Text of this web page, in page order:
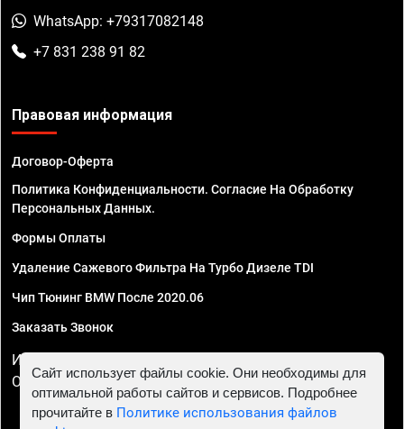
WhatsApp: +79317082148
+7 831 238 91 82
Правовая информация
Договор-Оферта
Политика Конфиденциальности. Согласие На Обработку
Персональных Данных.
Формы Оплаты
Удаление Сажевого Фильтра На Турбо Дизеле TDI
Чип Тюнинг BMW После 2020.06
Заказать Звонок
ИП Смирнов Георгий Павлович. ИНН 781302555843,
ОГРНИП 324470400032610
Сайт использует файлы cookie. Они необходимы для
оптимальной работы сайтов и сервисов. Подробнее
прочитайте в Политике использования файлов